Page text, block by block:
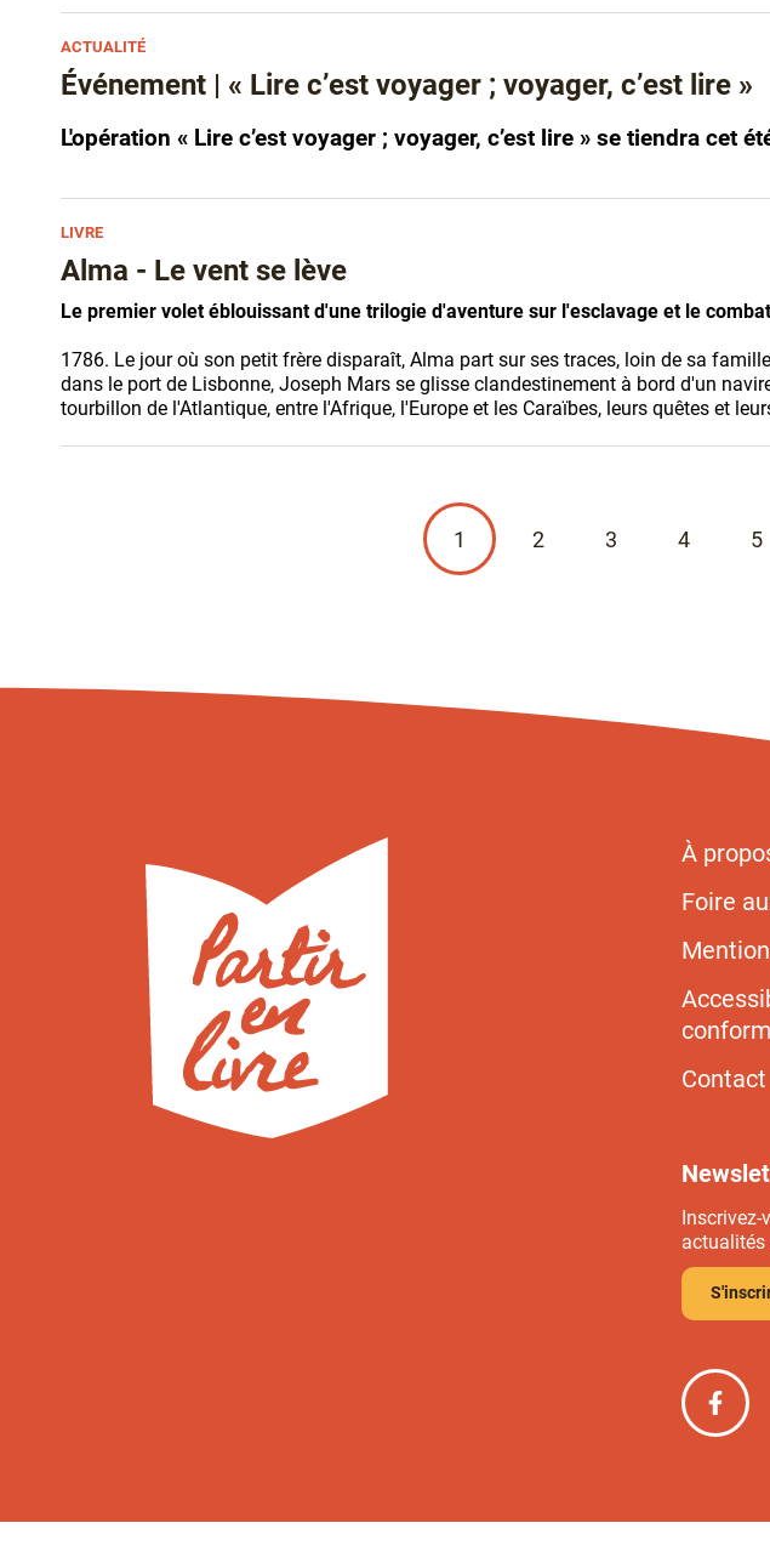
ACTUALITÉ
Événement | « Lire c’est voyager ; voyager, c’est lire »
L'opération « Lire c’est voyager ; voyager, c’est lire » se tiendra
LIVRE
Alma - Le vent se lève
Le premier volet éblouissant d'une trilogie d'aventure sur l'esclavage et le
1786. Le jour où son petit frère disparaît, Alma part sur ses traces, loin de sa
dans le port de Lisbonne, Joseph Mars se glisse clandestinement à bord d'un
tourbillon de l'Atlantique, entre l'Afrique, l'Europe et les Caraïbes, leurs quêtes et
Page
courante
1 Page
2 Page
3 Page
4 5
À
Foire
Contact
actualités
Partir
en